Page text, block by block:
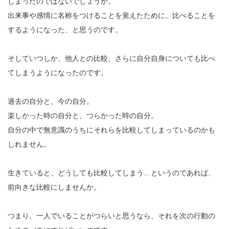
出来事や感情に名称をつけることを覚えたために、比べることを
するようになった、と思うのです。
そしていつしか、他人との比較、さらに自分自身についても比べ
てしまうようになったのです。
過去の自分と、今の自分。
楽しかった時の自分と、つらかった時の自分。
自分の中で無意識のうちにそれらを比較してしまっているのかも
しれません。
生きていると、どうしても比較してしまう…というのであれば、
前向きな比較にしませんか。
つまり、一人でいることがつらいと思うなら、それを次の行動の